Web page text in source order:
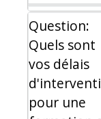
Question:
Quels sont
vos délais
pour une